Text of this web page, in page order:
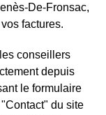
De-Fronsac,
factures.
conseillers
depuis
le formulaire
du site